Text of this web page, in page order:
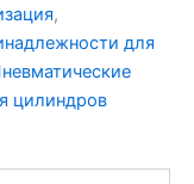
,
для
цилиндров